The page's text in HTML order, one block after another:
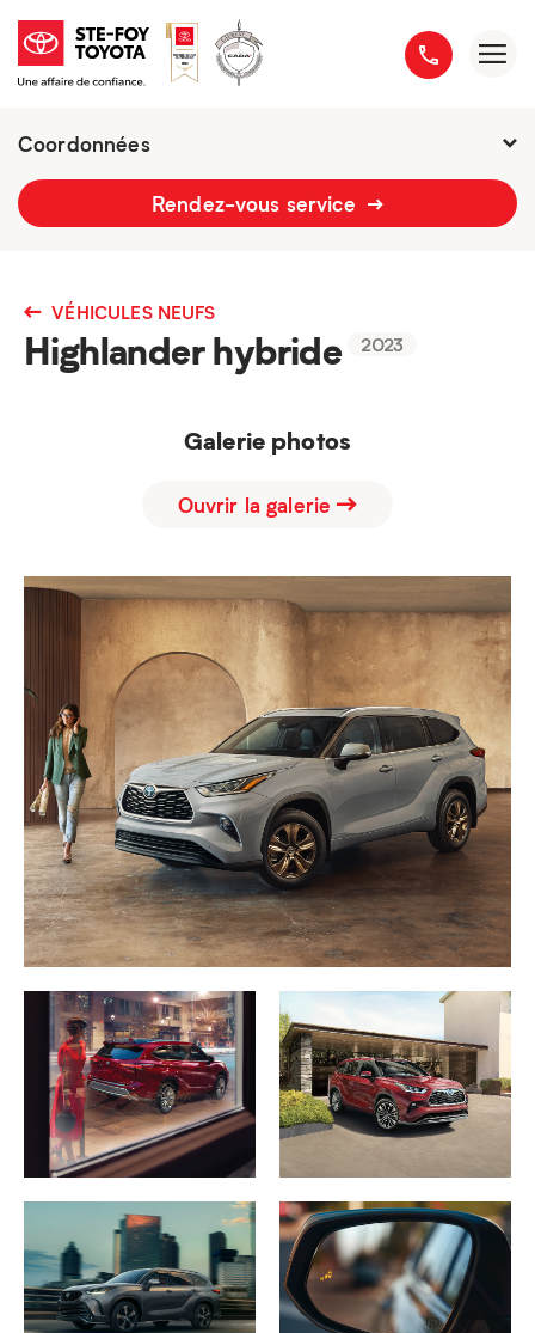
Coordonnées
2777 boulevard du Versant-Nord
Rendez-vous service
VÉHICULES NEUFS
Highlander hybride 2023
Galerie photos
Ouvrir la galerie